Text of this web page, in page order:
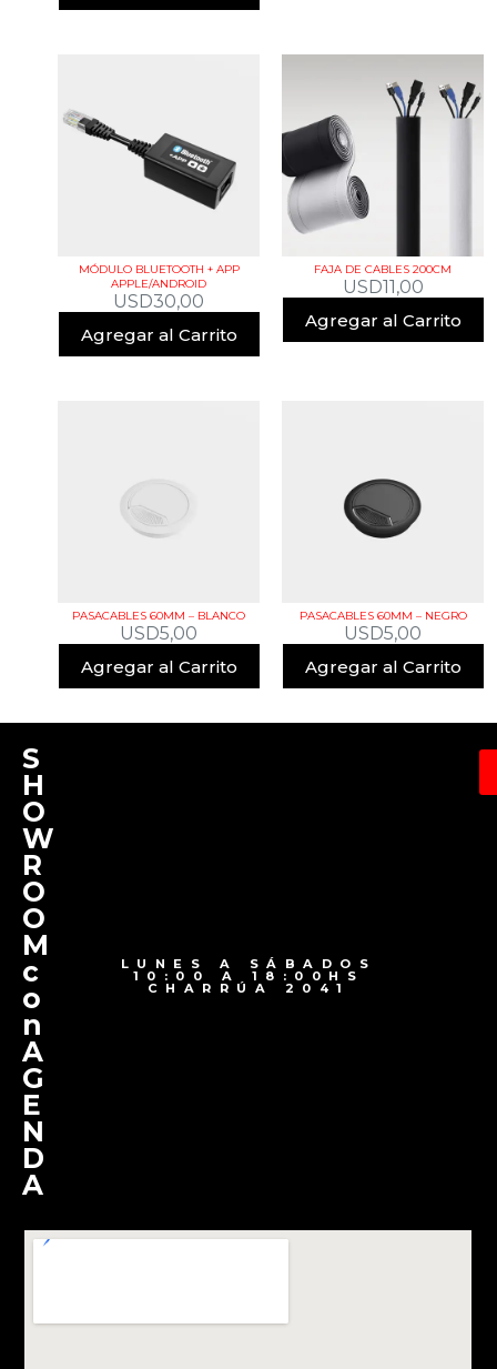
MÓDULO BLUETOOTH + APP
APPLE/ANDROID
USD30,00
Agregar al Carrito
FAJA DE CABLES 200CM
USD11,00
Agregar al Carrito
PASACABLES 60MM – BLANCO
USD5,00
Agregar al Carrito
PASACABLES 60MM – NEGRO
USD5,00
Agregar al Carrito
S
H
O
W
R
O
O
M
c
o
n
A
G
E
N
D
A
LUNES A SÁBADOS
10:00 A 18:00HS
CHARRÚA 2041